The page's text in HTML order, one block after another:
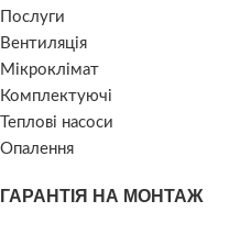
Послуги
Вентиляція
Мікроклімат
Комплектуючі
Теплові насоси
Опалення
ГАРАНТІЯ НА МОНТАЖ